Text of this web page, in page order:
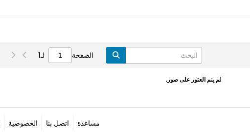
الصفحة لـ1
لم يتم العثور على صور.
مساعدة اتصل بنا الخصوصية